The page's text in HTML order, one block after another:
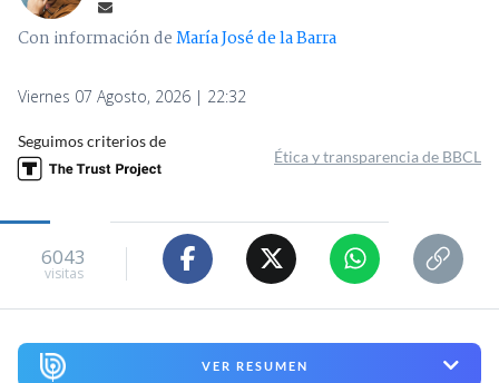
Con información deMaría José de la Barra
Viernes 07 Agosto, 2026 | 22:32
Seguimos criterios de
Ética y transparencia de BBCL
6043
visitas
VER RESUMEN